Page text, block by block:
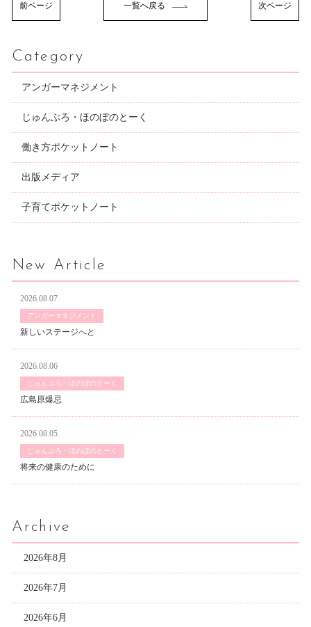
前ページ 一覧へ戻る 次ページ
Category
アンガーマネジメント
じゅんぶろ・ほのぼのとーく
働き方ポケットノート
出版メディア
子育てポケットノート
New Article
2026.08.07
アンガーマネジメント
新しいステージへと
2026.08.06
じゅんぶろ・ほのぼのとーく
広島原爆忌
2026.08.05
じゅんぶろ・ほのぼのとーく
将来の健康のために
Archive
2026年8月
2026年7月
2026年6月